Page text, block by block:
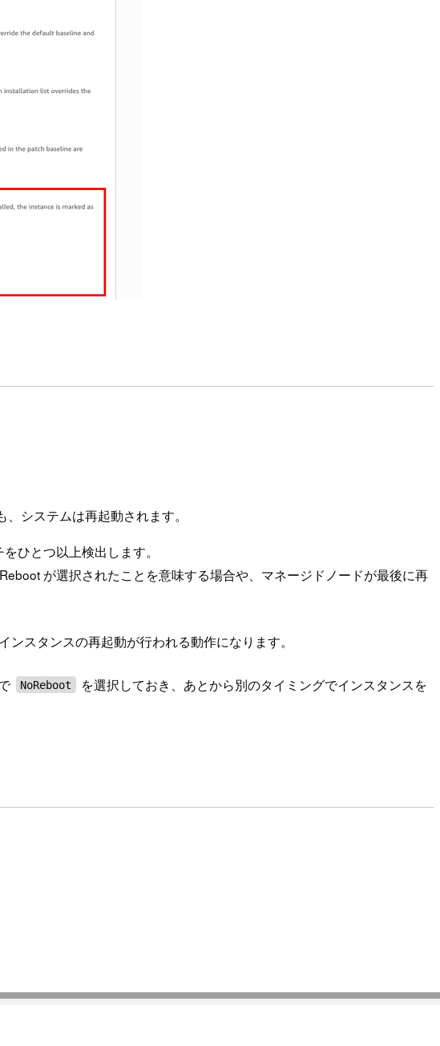
システムは再起動されます。
ひとつ以上検出します。
が選択されたことを意味する場合や、マネージドノードが最後に再
スタンスの再起動が行われる動作になります。
NoReboot
を選択しておき、あとから別のタイミングでインスタンスを